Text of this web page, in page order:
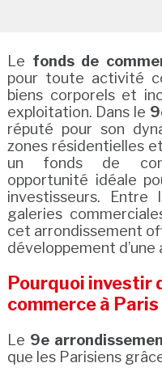
Le fonds de
pour toute activité
biens corporels et
exploitation. Dans le
réputé pour son
zones résidentielles
un fonds de
opportunité idéale
investisseurs. Entre
galeries
cet arrondissement
développement
Pourquoi investir
commerce à Paris
Le 9e
que les Parisiens